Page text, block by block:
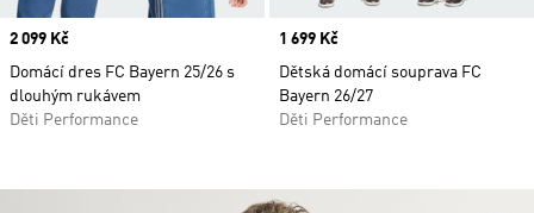
Price
2 099 Kč
Domácí dres FC Bayern 25/26 s
dlouhým rukávem
Děti Performance
Price
1 699 Kč
Dětská domácí souprava FC
Bayern 26/27
Děti Performance